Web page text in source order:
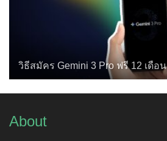
วิธีสมัคร Gemini 3 Pro ฟรี 12 เดือน
About